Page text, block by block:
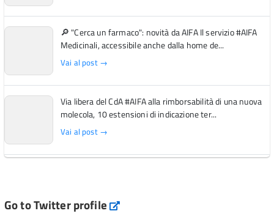
🔎 "Cerca un farmaco": novità da AIFA Il servizio #AIFA
Medicinali, accessibile anche dalla home de...
Vai al post →
Via libera del CdA #AIFA alla rimborsabilità di una nuova
molecola, 10 estensioni di indicazione ter...
Vai al post →
Vai al post →
Go to Twitter profile aifa_ufficiale